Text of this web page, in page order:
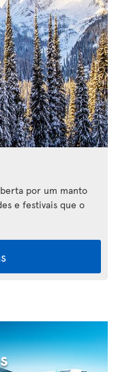
por um manto
e festivais que o